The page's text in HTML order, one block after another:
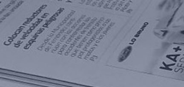
Skip
to
content